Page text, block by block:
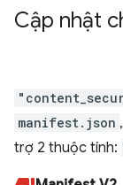
Cập nhật
manifest.json
trợ 2 thuộc tính: